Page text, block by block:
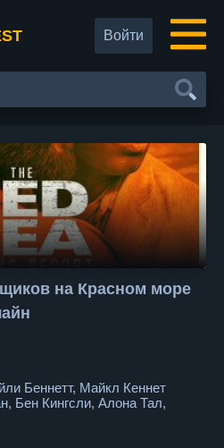
Войти
на Красном море
Беннетт, Майкл Кеннет
Бен Кингсли, Алона Тал,